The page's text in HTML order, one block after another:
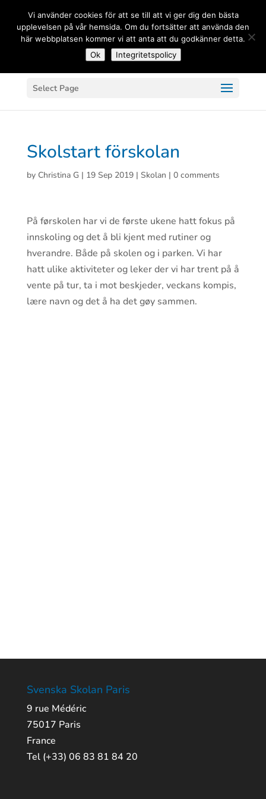
Select Page
Skolstart förskolan
by Christina G | 19 Sep 2019| Skolan | 0 comments
På førskolen har vi de første ukene hatt fokus på
innskoling og det å bli kjent med rutiner og
hverandre. Både på skolen og i parken. Vi har
hatt ulike aktiviteter og leker der vi har trent på å
vente på tur, ta i mot beskjeder, veckans kompis,
lære navn og det å ha det gøy sammen.
Svenska Skolan Paris
9 rue Médéric
75017 Paris
France
Tel (+33) 06 83 81 84 20
Vi använder cookies för att se till att vi ger dig den bästa
upplevelsen på vår hemsida. Om du fortsätter att använda den
här webbplatsen kommer vi att anta att du godkänner detta.
Ok
Integritetspolicy